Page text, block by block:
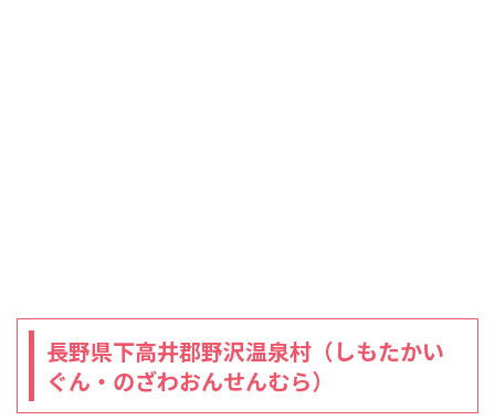
長野県下高井郡野沢温泉村（しもたかい
ぐん・のざわおんせんむら）